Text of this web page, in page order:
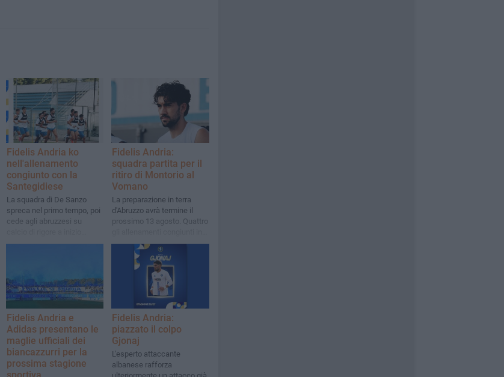
Fidelis Andria ko
nell'allenamento
congiunto con la
Santegidiese
La squadra di De Sanzo
spreca nel primo tempo, poi
cede agli abruzzesi su
ripresa
Fidelis Andria:
squadra partita per il
ritiro di Montorio al
Vomano
La preparazione in terra
d'Abruzzo avrà termine il
prossimo 13 agosto. Quattro
programma. Mercoledì
saranno resi noti i nove
gironi di Serie D
Fidelis Andria e
Adidas presentano le
maglie ufficiali dei
biancazzurri per la
prossima stagione
Fidelis Andria:
piazzato il colpo
Gjonaj
L'esperto attaccante
albanese rafforza